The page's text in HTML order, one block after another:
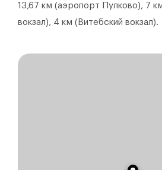
13,67 км (аэропорт Пулково), 7
вокзал), 4 км (Витебский вокзал).